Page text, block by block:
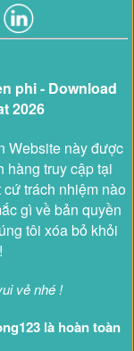
phi - Download
2026
Website này được
hàng truy cập tại
trách nhiệm nào
gì về bản quyền
tôi xóa bỏ khỏi
vẻ nhé !
là hoàn toàn